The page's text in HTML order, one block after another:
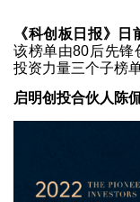
《科创板日报》
该榜单由80后先锋
投资力量三个子榜
启明创投合伙人陈